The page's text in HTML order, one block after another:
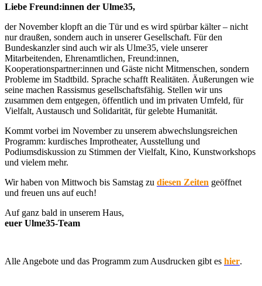
Liebe Freund:innen der Ulme35,
der November klopft an die Tür und es wird spürbar kälter – nicht
nur draußen, sondern auch in unserer Gesellschaft. Für den
Bundeskanzler sind auch wir als Ulme35, viele unserer
Mitarbeitenden, Ehrenamtlichen, Freund:innen,
Kooperationspartner:innen und Gäste nicht Mitmenschen, sondern
Probleme im Stadtbild. Sprache schafft Realitäten. Äußerungen wie
seine machen Rassismus gesellschaftsfähig. Stellen wir uns
zusammen dem entgegen, öffentlich und im privaten Umfeld, für
Vielfalt, Austausch und Solidarität, für gelebte Humanität.
Kommt vorbei im November zu unserem abwechslungsreichen
Programm: kurdisches Improtheater, Ausstellung und
Podiumsdiskussion zu Stimmen der Vielfalt, Kino, Kunstworkshops
und vielem mehr.
Wir haben von Mittwoch bis Samstag zu diesen Zeiten geöffnet
und freuen uns auf euch!
Auf ganz bald in unserem Haus,
euer Ulme35-Team
Alle Angebote und das Programm zum Ausdrucken gibt es hier.